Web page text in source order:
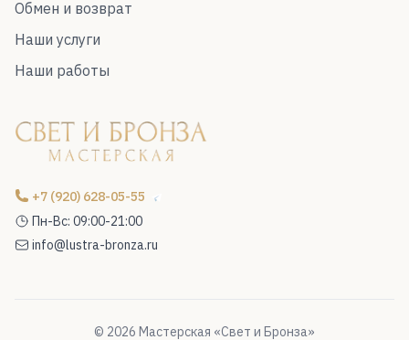
Обмен и возврат
Наши услуги
Наши работы
+7 (920) 628-05-55
Пн-Вс: 09:00-21:00
info@lustra-bronza.ru
© 2026 Мастерская «Свет и Бронза»